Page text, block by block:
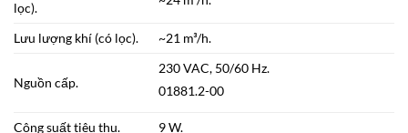
lọc).
Lưu lượng khí (có lọc). ~21 m³/h.
Nguồn cấp.
230 VAC, 50/60 Hz.
01881.2-00
Công suất tiêu thụ. 9 W.